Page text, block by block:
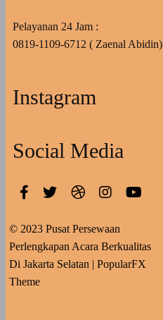
Pelayanan 24 Jam :
0819-1109-6712 ( Zaenal Abidin)
Instagram
Social Media
© 2023 Pusat Persewaan
Perlengkapan Acara Berkualitas
Di Jakarta Selatan | PopularFX
Theme